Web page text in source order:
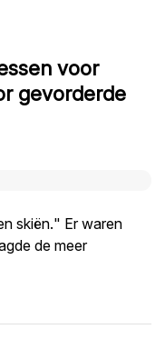
voor
gevorderde
skiën." Er waren
de meer